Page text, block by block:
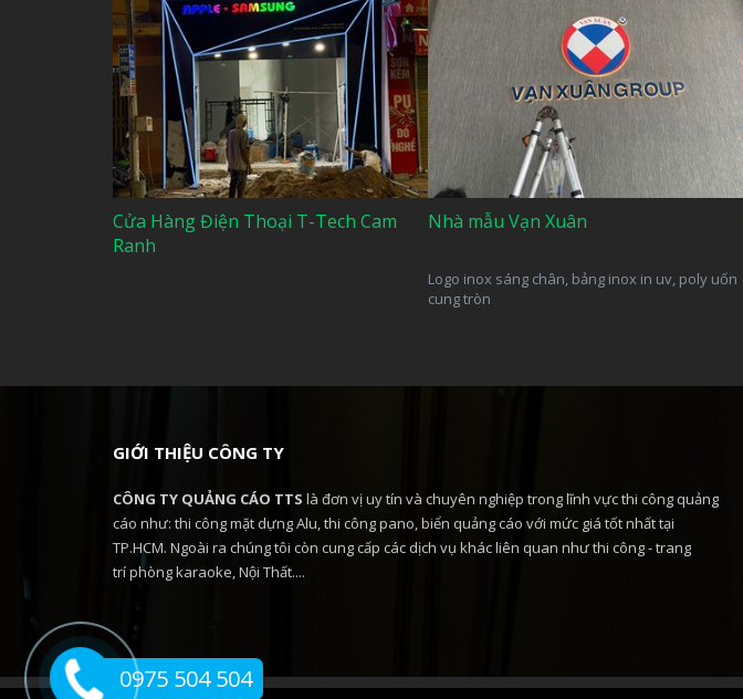
Cửa Hàng Điện Thoại T-Tech Cam
Ranh
Nhà mẫu Vạn Xuân
Logo inox sáng chân, bảng inox in uv, poly uốn
cung tròn
GIỚI THIỆU CÔNG TY
CÔNG TY QUẢNG CÁO TTS là đơn vị uy tín và chuyên nghiệp trong lĩnh vực thi công quảng
cáo như: thi công mặt dựng Alu, thi công pano, biển quảng cáo với mức giá tốt nhất tại
TP.HCM. Ngoài ra chúng tôi còn cung cấp các dịch vụ khác liên quan như thi công - trang
trí phòng karaoke, Nội Thất....
0975 504 504